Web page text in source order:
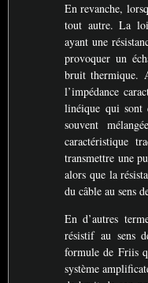
En revanche,
tout autre. La
ayant une
provoquer un
bruit thermique.
l’impédance
linéique qui sont
souvent
caractéristique
transmettre une
alors que la
du câble au sens
En d’autres
résistif au sens
formule de Friis
système